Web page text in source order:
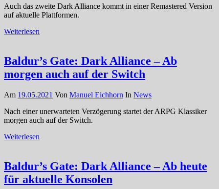
Auch das zweite Dark Alliance kommt in einer Remastered Version
auf aktuelle Plattformen.
Weiterlesen
Baldur’s Gate: Dark Alliance – Ab
morgen auch auf der Switch
Am 19.05.2021 Von Manuel Eichhorn In News
Nach einer unerwarteten Verzögerung startet der ARPG Klassiker
morgen auch auf der Switch.
Weiterlesen
Baldur’s Gate: Dark Alliance – Ab heute
für aktuelle Konsolen